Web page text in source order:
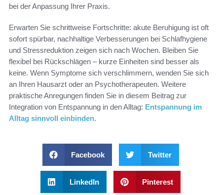
bei der Anpassung Ihrer Praxis.
Erwarten Sie schrittweise Fortschritte: akute Beruhigung ist oft
sofort spürbar, nachhaltige Verbesserungen bei Schlafhygiene
und Stressreduktion zeigen sich nach Wochen. Bleiben Sie
flexibel bei Rückschlägen – kurze Einheiten sind besser als
keine. Wenn Symptome sich verschlimmern, wenden Sie sich
an Ihren Hausarzt oder an Psychotherapeuten. Weitere
praktische Anregungen finden Sie in diesem Beitrag zur
Integration von Entspannung in den Alltag: Entspannung im
Alltag sinnvoll einbinden.
Facebook Twitter
LinkedIn Pinterest